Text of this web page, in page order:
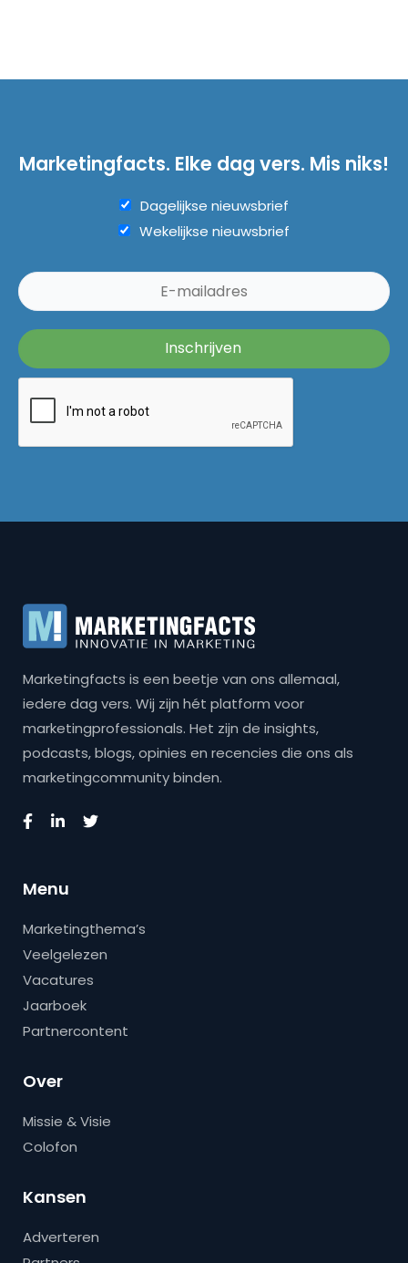
Marketingfacts. Elke dag vers. Mis niks!
Dagelijkse nieuwsbrief
Wekelijkse nieuwsbrief
Marketingfacts is een beetje van ons allemaal,
iedere dag vers. Wij zijn hét platform voor
marketingprofessionals. Het zijn de insights,
podcasts, blogs, opinies en recencies die ons als
marketingcommunity binden.
Menu
Marketingthema’s
Veelgelezen
Vacatures
Jaarboek
Partnercontent
Over
Missie & Visie
Colofon
Kansen
Adverteren